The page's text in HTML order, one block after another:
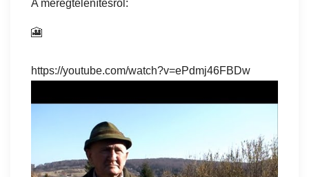
A méregtelenítésről:
🎦
https://youtube.com/watch?v=ePdmj46FBDw